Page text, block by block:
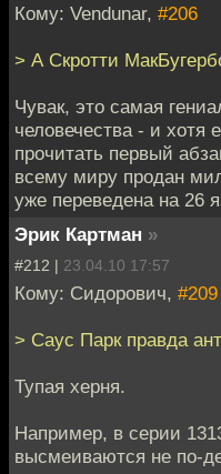
Кому: Vendunar, #206
> А Скротти
Чувак, это самая
человечества - и хотя
прочитать первый
всему миру продан
уже переведена на 26
Эрик Картман »
#212 | 23.04.10 17:57
Кому: Сидорович, #209
> Саус Парк правда
Тупая херня.
Например, в серии
высмеиваются не по-